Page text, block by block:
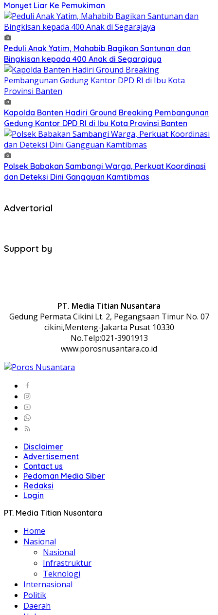
Monyet Liar Ke Pemukiman
Peduli Anak Yatim, Mahabib Bagikan Santunan dan
Bingkisan kepada 400 Anak di Segarajaya
Kapolda Banten Hadiri Ground Breaking Pembangunan
Gedung Kantor DPD RI di Ibu Kota Provinsi Banten
Polsek Babakan Sambangi Warga, Perkuat Koordinasi
dan Deteksi Dini Gangguan Kamtibmas
Advertorial
Support by
PT. Media Titian Nusantara
Gedung Permata Cikini Lt. 2, Pegangsaan Timur No. 07
cikini,Menteng-Jakarta Pusat 10330
No.Telp:021-3901913
www.porosnusantara.co.id
Disclaimer
Advertisement
Contact us
Pedoman Media Siber
Redaksi
Login
PT. Media Titian Nusantara
Home
Nasional
Nasional
Infrastruktur
Teknologi
Internasional
Politik
Daerah